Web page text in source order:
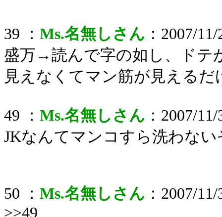
39 ： Ms.名無しさん ：2007/
盛万→読んで字の如し、ドテ
見えなくてマン筋が見える
49 ： Ms.名無しさん ：2007/
JKなんてマンコすら洗わない
50 ： Ms.名無しさん ：2007/
>>49